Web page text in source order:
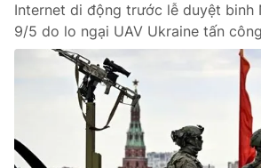
Internet di động trước lễ duyệt binh
9/5 do lo ngại UAV Ukraine tấn